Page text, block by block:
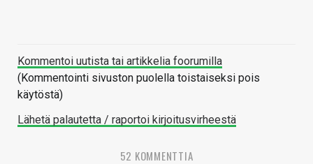
Kommentoi uutista tai artikkelia foorumilla
(Kommentointi sivuston puolella toistaiseksi pois
käytöstä)
Lähetä palautetta / raportoi kirjoitusvirheestä
52 KOMMENTTIA